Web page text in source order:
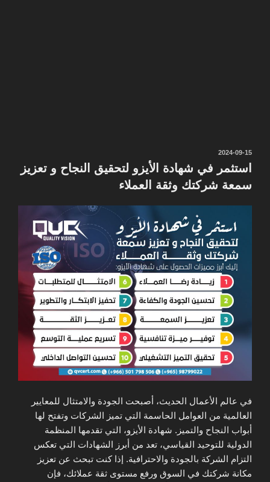
نُشر
في
2024-09-15
استثمر في شهادة الأيزو لتحقيق النجاح و تعزيز
سمعة شركتك وثقة العملاء
في عالم الأعمال الحديث، أصبحت الجودة والامتثال للمعايير
العالمية من العوامل الحاسمة التي تميز الشركات وتفتح لها
أبواب النجاح والتميز. شهادة الأيزو، التي تقدمها المنظمة
الدولية للتوحيد القياسي، تعد من أبرز الشهادات التي تعكس
التزام الشركة بالجودة والاحترافية. إذا كنت تبحث عن تعزيز
مكانة شركتك في السوق ورفع مستوى ثقة عملائك، فإن